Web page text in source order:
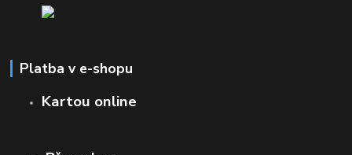
Platba v e-shopu
Kartou online